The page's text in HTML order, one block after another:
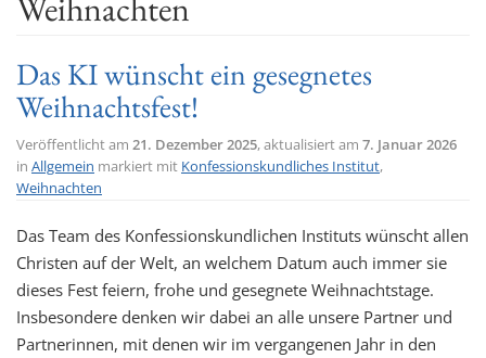
Das KI wünscht ein gesegnetes
Weihnachtsfest!
Veröffentlicht am 21. Dezember 2025, aktualisiert am 7. Januar 2026
in Allgemein markiert mit Konfessionskundliches Institut,
Weihnachten
Das Team des Konfessionskundlichen Instituts wünscht allen
Christen auf der Welt, an welchem Datum auch immer sie
dieses Fest feiern, frohe und gesegnete Weihnachtstage.
Insbesondere denken wir dabei an alle unsere Partner und
Partnerinnen, mit denen wir im vergangenen Jahr in den